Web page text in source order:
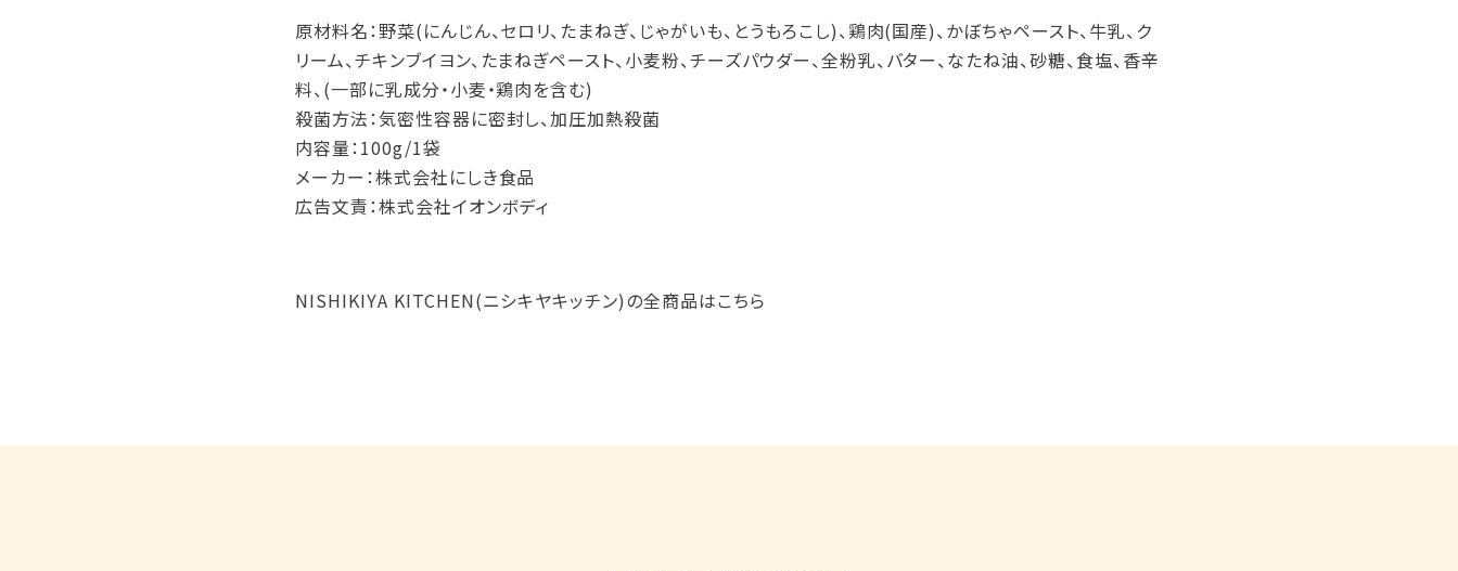
原材料名：野菜(にんじん、セロリ、たまねぎ、じゃがいも、とうもろこし)、鶏肉(国産)、かぼちゃペースト、牛乳、ク
リーム、チキンブイヨン、たまねぎペースト、小麦粉、チーズパウダー、全粉乳、バター、なたね油、砂糖、食塩、香辛
料、(一部に乳成分・小麦・鶏肉を含む)
殺菌方法：気密性容器に密封し、加圧加熱殺菌
内容量：100g/1袋
メーカー：株式会社にしき食品
広告文責：株式会社イオンボディ
NISHIKIYA KITCHEN(ニシキヤキッチン)の全商品はこちら